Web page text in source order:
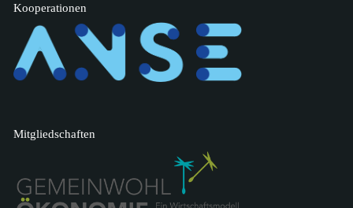
Kooperationen
Mitgliedschaften